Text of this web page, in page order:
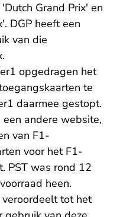
Grand Prix' en
DGP heeft een
van die
opgedragen het
te
daarmee gestopt.
andere website,
van F1-
voor het F1-
PST was rond 12
heen.
tot het